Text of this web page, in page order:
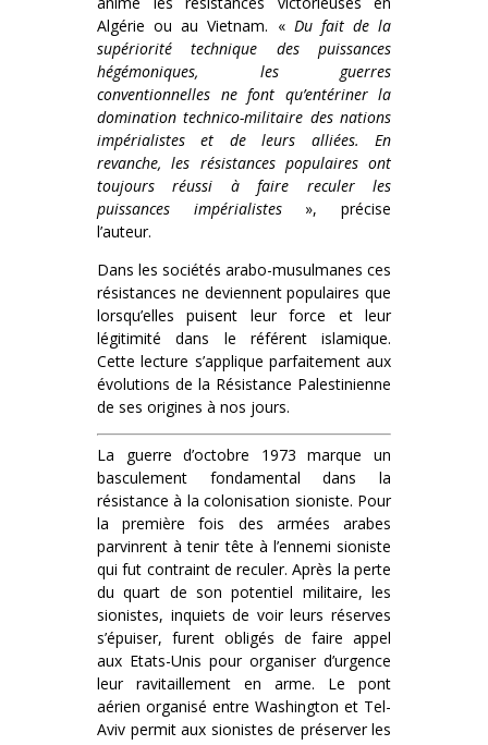
Algérie ou au Vietnam. « Du fait de la
supériorité technique des puissances
hégémoniques, les guerres
conventionnelles ne font qu’entériner la
domination technico-militaire des nations
impérialistes et de leurs alliées. En
revanche, les résistances populaires ont
toujours réussi à faire reculer les
puissances impérialistes», précise
l’auteur.
Dans les sociétés arabo-musulmanes ces
résistances ne deviennent populaires que
lorsqu’elles puisent leur force et leur
légitimité dans le référent islamique.
Cette lecture s’applique parfaitement aux
évolutions de la Résistance Palestinienne
de ses origines à nos jours.
La guerre d’octobre 1973 marque un
basculement fondamental dans la
résistance à la colonisation sioniste. Pour
la première fois des armées arabes
parvinrent à tenir tête à l’ennemi sioniste
qui fut contraint de reculer. Après la perte
du quart de son potentiel militaire, les
sionistes, inquiets de voir leurs réserves
s’épuiser, furent obligés de faire appel
aux Etats-Unis pour organiser d’urgence
leur ravitaillement en arme. Le pont
aérien organisé entre Washington et Tel-
Aviv permit aux sionistes de préserver les